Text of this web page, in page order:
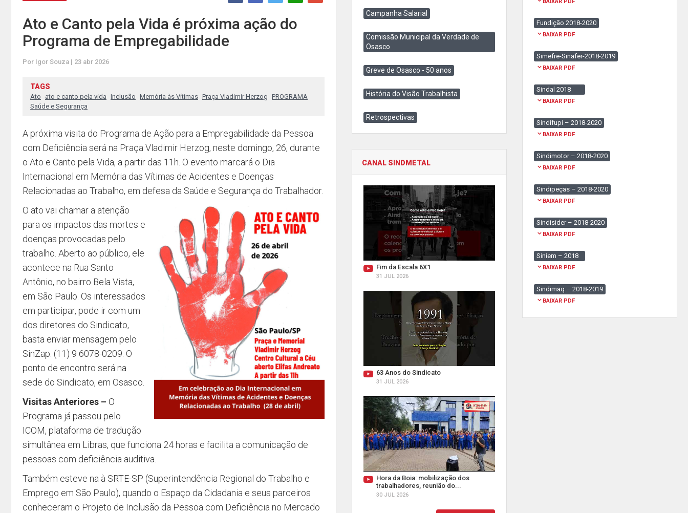
Ato e Canto pela Vida é próxima ação do
Programa de Empregabilidade
Por Igor Souza | 23 abr 2026
TAGS
Ato ato e canto pela vida Inclusão Memória às Vítimas Praça Vladimir Herzog PROGRAMA
Saúde e Segurança
A próxima visita do Programa de Ação para a Empregabilidade da Pessoa
com Deficiência será na Praça Vladimir Herzog, neste domingo, 26, durante
o Ato e Canto pela Vida, a partir das 11h. O evento marcará o Dia
Internacional em Memória das Vítimas de Acidentes e Doenças
Relacionadas ao Trabalho, em defesa da Saúde e Segurança do Trabalhador.
O ato vai chamar a atenção
para os impactos das mortes e
doenças provocadas pelo
trabalho. Aberto ao público, ele
acontece na Rua Santo
Antônio, no bairro Bela Vista,
em São Paulo. Os interessados
em participar, pode ir com um
dos diretores do Sindicato,
basta enviar mensagem pelo
SinZap: (11) 9 6078-0209. O
ponto de encontro será na
sede do Sindicato, em Osasco.
Visitas Anteriores – O
Programa já passou pelo
ICOM, plataforma de tradução
simultânea em Libras, que funciona 24 horas e facilita a comunicação de
pessoas com deficiência auditiva.
Também esteve na à SRTE-SP (Superintendência Regional do Trabalho e
Emprego em São Paulo), quando o Espaço da Cidadania e seus parceiros
conheceram o Projeto de Inclusão da Pessoa com Deficiência no Mercado
Campanha Salarial
Comissão Municipal da Verdade de
Osasco
Greve de Osasco - 50 anos
História do Visão Trabalhista
Retrospectivas
CANAL SINDMETAL
Fim da Escala 6X1
31 JUL 2026
63 Anos do Sindicato
31 JUL 2026
Hora da Boia: mobilização dos
trabalhadores, reunião do...
30 JUL 2026
Fundição 2018-2020
BAIXAR PDF
Simefre-Sinafer-2018-2019
BAIXAR PDF
Sindal 2018
BAIXAR PDF
Sindifupi – 2018-2020
BAIXAR PDF
Sindimotor – 2018-2020
BAIXAR PDF
Sindipeças – 2018-2020
BAIXAR PDF
Sindisider – 2018-2020
BAIXAR PDF
Siniem – 2018
BAIXAR PDF
Sindimaq – 2018-2019
BAIXAR PDF